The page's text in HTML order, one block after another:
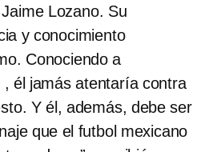
Lozano. Su
y conocimiento
Conociendo a
él jamás atentaría contra
Y él, además, debe ser
que el futbol mexicano